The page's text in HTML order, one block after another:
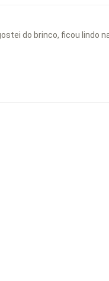
do brinco, ficou lindo